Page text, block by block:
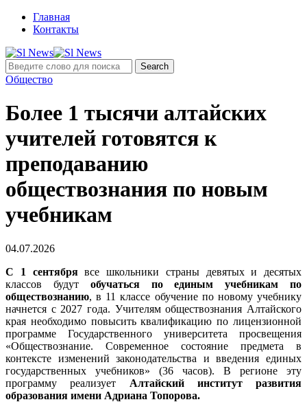
Главная
Контакты
Общество
Более 1 тысячи алтайских
учителей готовятся к
преподаванию
обществознания по новым
учебникам
04.07.2026
С 1 сентябрявсе школьники страны девятых и десятых
классов будут обучаться по единым учебникам по
обществознанию, в 11 классе обучение по новому учебнику
начнется с 2027 года. Учителям обществознания Алтайского
края необходимо повысить квалификацию по лицензионной
программе Государственного университета просвещения
«Обществознание. Современное состояние предмета в
контексте изменений законодательства и введения единых
государственных учебников» (36 часов). В регионе эту
программу реализует Алтайский институт развития
образования имени Адриана Топорова.